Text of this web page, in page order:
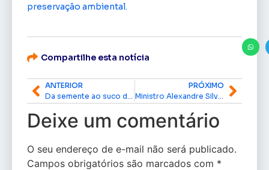
preservação ambiental.
Compartilhe esta notícia
ANTERIOR
PRÓXIMO
Ministro Alexandre Silveira: “Guiana chupa de canudinho petróleo brasileiro”.
Deixe um comentário
O seu endereço de e-mail não será publicado.
Campos obrigatórios são marcados com *